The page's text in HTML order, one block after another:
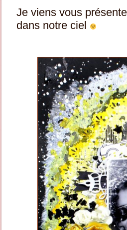
Je viens vous
dans notre ciel